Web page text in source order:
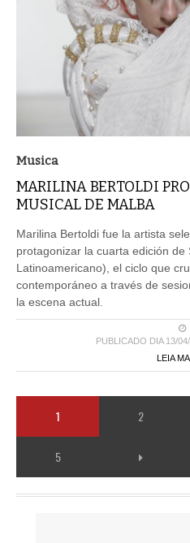
Musica
MARILINA BERTOLDI
MUSICAL DE MALBA
Marilina Bertoldi fue la artista
protagonizar la cuarta edición de
Latinoamericano), el ciclo que
contemporáneo a través de
la escena actual.
PUBLICADO DIA 13/
LEIA
1 2
5